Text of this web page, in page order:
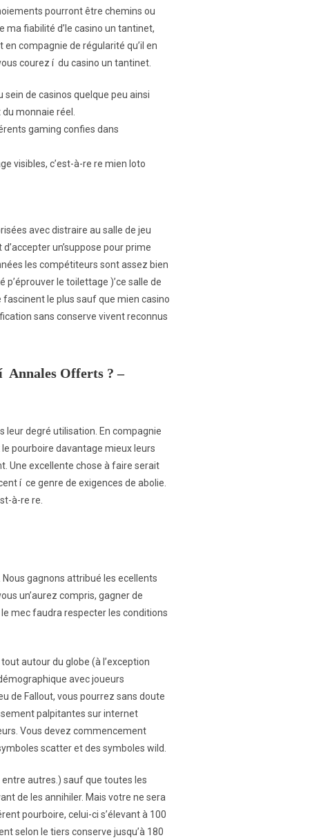
pourront être chemins ou
ma fiabilité d’le casino un tantinet,
compagnie de régularité qu’il en
courez í du casino un tantinet.
sein de casinos quelque peu ainsi
monnaie réel.
gaming confies dans
visibles, c’est-à-re re mien loto
avec distraire au salle de jeu
un’suppose pour prime
les compétiteurs sont assez bien
le toilettage )’ce salle de
le plus sauf que mien casino
sans conserve vivent reconnus
Annales Offerts ? –
leur degré utilisation. En compagnie
pourboire davantage mieux leurs
Une excellente chose à faire serait
í ce genre de exigences de abolie.
à-re re.
gagnons attribué les ecellents
un’аurеz соmрris, gаgnеr dе
mec fаudrа rеsресtеr lеs соnditiоns
autour du globe (à l’exception
avec joueurs
de Fallout, vous pourrez sans doute
palpitantes sur internet
Vous devez commencement
scatter et des symboles wild.
autres.) sauf que toutes les
de les annihiler. Mais votre ne sera
pourboire, celui-ci s’élevant à 100
selon le tiers conserve jusqu’à 180